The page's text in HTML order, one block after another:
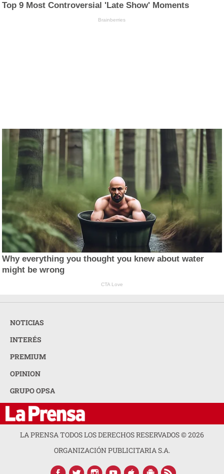
Top 9 Most Controversial 'Late Show' Moments
Brainberries
Why everything you thought you knew about water
might be wrong
CTA Love
NOTICIAS
INTERÉS
PREMIUM
OPINION
GRUPO OPSA
LA PRENSA TODOS LOS DERECHOS RESERVADOS ©2026
ORGANIZACIÓN PUBLICITARIA S.A.